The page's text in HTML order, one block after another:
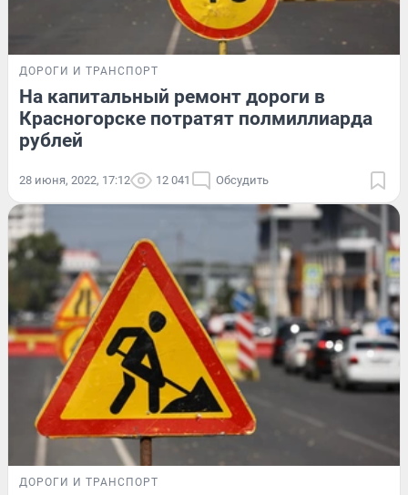
ДОРОГИ И ТРАНСПОРТ
На капитальный ремонт дороги в
Красногорске потратят полмиллиарда
рублей
28 июня, 2022, 17:12 12 041 Обсудить
ДОРОГИ И ТРАНСПОРТ